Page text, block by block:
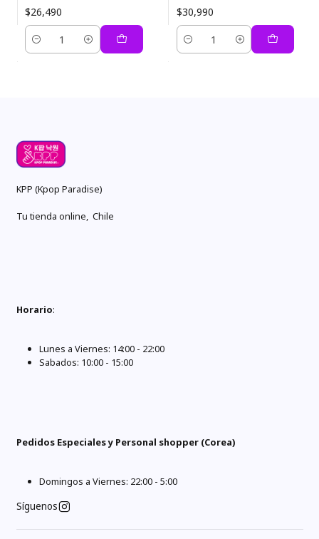
$26,490
Cantidad
$30,990
Cantidad
KPP (Kpop Paradise)
Tu tienda online, Chile
Horario:
Lunes a Viernes: 14:00 - 22:00
Sabados: 10:00 - 15:00
Pedidos Especiales y Personal shopper (Corea)
Domingos a Viernes: 22:00 - 5:00
Síguenos